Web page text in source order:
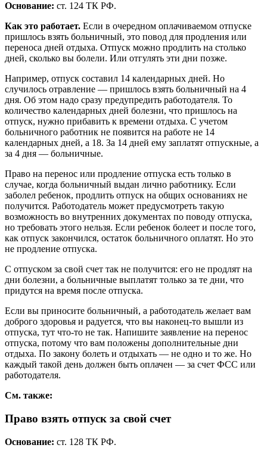
Основание: ст. 124 ТК РФ.
Как это работает. Если в очередном оплачиваемом отпуске
пришлось взять больничный, это повод для продления или
переноса дней отдыха. Отпуск можно продлить на столько
дней, сколько вы болели. Или отгулять эти дни позже.
Например, отпуск составил 14 календарных дней. Но
случилось отравление — пришлось взять больничный на 4
дня. Об этом надо сразу предупредить работодателя. То
количество календарных дней болезни, что пришлось на
отпуск, нужно прибавить к времени отдыха. С учетом
больничного работник не появится на работе не 14
календарных дней, а 18. За 14 дней ему заплатят отпускные, а
за 4 дня — больничные.
Право на перенос или продление отпуска есть только в
случае, когда больничный выдан лично работнику. Если
заболел ребенок, продлить отпуск на общих основаниях не
получится. Работодатель может предусмотреть такую
возможность во внутренних документах по поводу отпуска,
но требовать этого нельзя. Если ребенок болеет и после того,
как отпуск закончился, остаток больничного оплатят. Но это
не продление отпуска.
С отпуском за свой счет так не получится: его не продлят на
дни болезни, а больничные выплатят только за те дни, что
придутся на время после отпуска.
Если вы приносите больничный, а работодатель желает вам
доброго здоровья и радуется, что вы наконец-то вышли из
отпуска, тут что-то не так. Напишите заявление на перенос
отпуска, потому что вам положены дополнительные дни
отдыха. По закону болеть и отдыхать — не одно и то же. Но
каждый такой день должен быть оплачен — за счет ФСС или
работодателя.
См. также:
Право взять отпуск за свой счет
Основание: ст. 128 ТК РФ.